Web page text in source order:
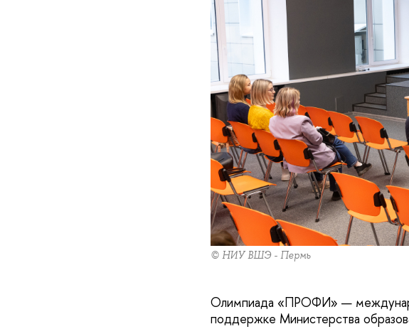
© НИУ ВШЭ - Пермь
Олимпиада «ПРОФИ» —
поддержке Министерства